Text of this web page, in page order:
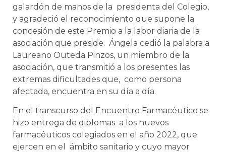
galardón de manos de la presidenta del Colegio,
y agradeció el reconocimiento que supone la
concesión de este Premio a la labor diaria de la
asociación que preside. Ángela cedió la palabra a
Laureano Outeda Pinzos, un miembro de la
asociación, que transmitió a los presentes las
extremas dificultades que, como persona
afectada, encuentra en su día a día.
En el transcurso del Encuentro Farmacéutico se
hizo entrega de diplomas a los nuevos
farmacéuticos colegiados en el año 2022, que
ejercen en el ámbito sanitario y cuyo mayor